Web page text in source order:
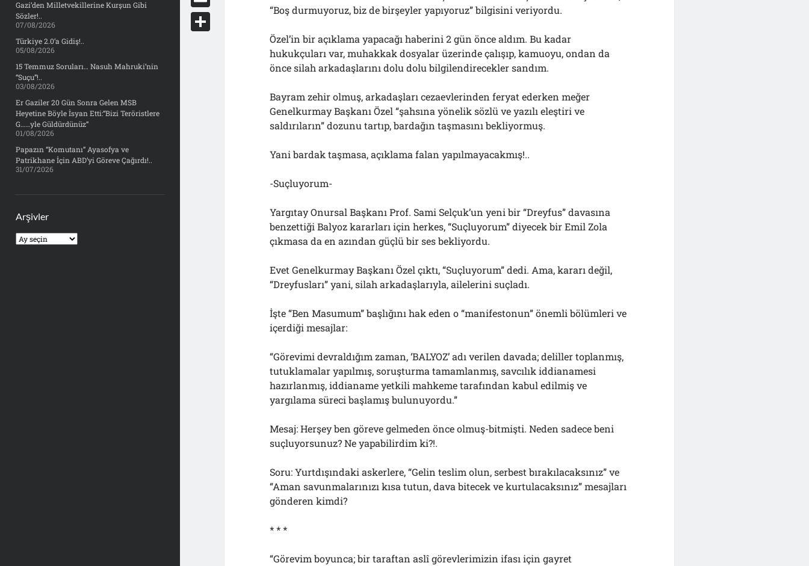
Gazi’den Milletvekillerine Kurşun Gibi
Sözler!..
07/08/2026
Türkiye 2.0’a Gidiş!..
05/08/2026
15 Temmuz Soruları… Nasuh Mahruki’nin
“Suçu”!..
03/08/2026
Er Gaziler 20 Gün Sonra Gelen MSB
Heyetine Böyle İsyan Etti:“Bizi Teröristlere
G……yle Güldürdünüz”
01/08/2026
Papazın “Komutanı” Ayasofya ve
Patrikhane İçin ABD’yi Göreve Çağırdı!..
31/07/2026
Arşivler
Arşivler
“Boş durmuyoruz, biz de birşeyler yapıyoruz” bilgisini veriyordu.
Özel’in bir açıklama yapacağı haberini 2 gün önce aldım. Bu kadar
hukukçuları var, muhakkak dosyalar üzerinde çalışıp, kamuoyu, ondan da
önce silah arkadaşlarını dolu dolu bilgilendirecekler sandım.
Bayram zehir olmuş, arkadaşları cezaevlerinden feryat ederken meğer
Genelkurmay Başkanı Özel “şahsına yönelik sözlü ve yazılı eleştiri ve
saldırıların” dozunu tartıp, bardağın taşmasını bekliyormuş.
Yani bardak taşmasa, açıklama falan yapılmayacakmış!..
-Suçluyorum-
Yargıtay Onursal Başkanı Prof. Sami Selçuk’un yeni bir “Dreyfus” davasına
benzettiği Balyoz kararları için herkes, “Suçluyorum” diyecek bir Emil Zola
çıkmasa da en azından güçlü bir ses bekliyordu.
Evet Genelkurmay Başkanı Özel çıktı, “Suçluyorum” dedi. Ama, kararı değil,
“Dreyfusları” yani, silah arkadaşlarıyla, ailelerini suçladı.
İşte “Ben Masumum” başlığını hak eden o “manifestonun” önemli bölümleri ve
içerdiği mesajlar:
“Görevimi devraldığım zaman, ‘BALYOZ’ adı verilen davada; deliller toplanmış,
tutuklamalar yapılmış, soruşturma tamamlanmış, savcılık iddianamesi
hazırlanmış, iddianame yetkili mahkeme tarafından kabul edilmiş ve
yargılama süreci başlamış bulunuyordu.”
Mesaj: Herşey ben göreve gelmeden önce olmuş-bitmişti. Neden sadece beni
suçluyorsunuz? Ne yapabilirdim ki?!.
Soru: Yurtdışındaki askerlere, “Gelin teslim olun, serbest bırakılacaksınız” ve
“Aman savunmalarınızı kısa tutun, dava bitecek ve kurtulacaksınız” mesajları
gönderen kimdi?
* * *
“Görevim boyunca; bir taraftan aslî görevlerimizin ifası için gayret
y
db
d
d
o
c
E